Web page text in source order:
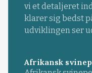
vi et detaljeret
klarer sig bedst
udviklingen ser
Afrikansk